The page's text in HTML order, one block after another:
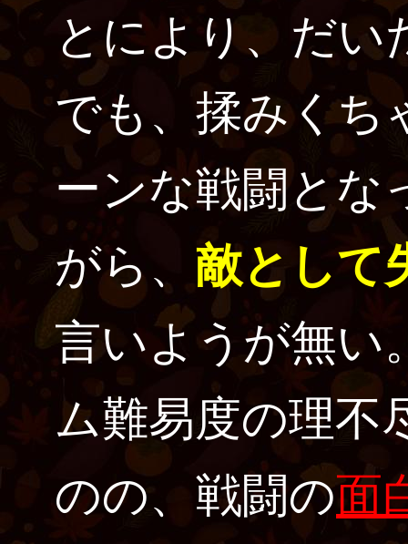
とにより、だい
でも、揉みくち
ーンな戦闘とな
がら、 敵として
言いようが無い
ム難易度の理不
のの、戦闘の面